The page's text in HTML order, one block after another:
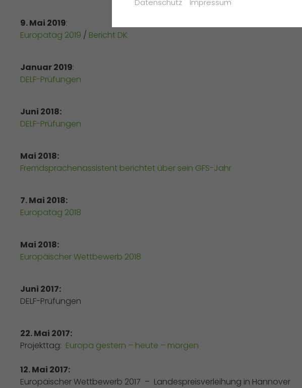
9. Mai 2019:
Europatag 2019 / Bericht DK
Januar 2019:
DELF-Prüfungen
Juni 2018:
DELF-Prüfungen
Mai 2018:
Fremdsprachenassistent berichtet über sein GFS-Jahr
7. Mai 2018:
Europatag 2018
Mai 2018:
Europäischer Wettbewerb 2018
Juni 2017:
DELF-Prüfungen
22. Mai 2017:
Projekttag: Europa gestern – heute – morgen
12. Mai 2017:
Europäischer Wettbewerb 2017 – Landespreisverleihung in Hannover
Datenschutz Impressum